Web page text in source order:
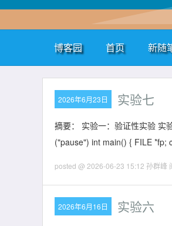
博客园 首页 新随
2026年6月23日 实验七
摘要： 实验一：验证性实验 实
("pause") int main() { FILE *fp;
posted @ 2026-06-23 15:12 孙群峰
2026年6月16日 实验六